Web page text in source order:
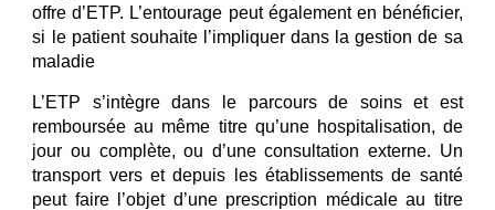
offre d’ETP. L’entourage peut également en bénéficier,
si le patient souhaite l’impliquer dans la gestion de sa
maladie
L’ETP s’intègre dans le parcours de soins et est
remboursée au même titre qu’une hospitalisation, de
jour ou complète, ou d’une consultation externe. Un
transport vers et depuis les établissements de santé
peut faire l’objet d’une prescription médicale au titre